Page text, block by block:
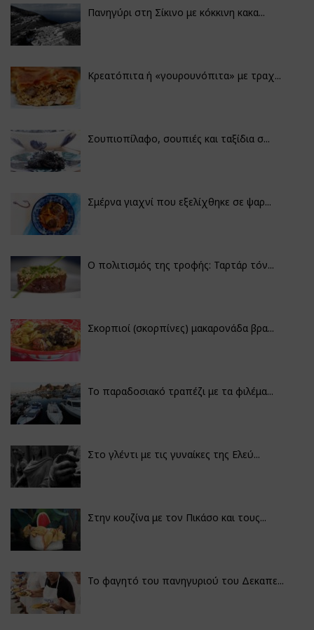
Πανηγύρι στη Σίκινο με κόκκινη κακα...
Κρεατόπιτα ή «γουρουνόπιτα» με τραχ...
Σουπιοπίλαφο, σουπιές και ταξίδια σ...
Σμέρνα γιαχνί που εξελίχθηκε σε ψαρ...
Ο πολιτισμός της τροφής: Ταρτάρ τόν...
Σκορπιοί (σκορπίνες) μακαρονάδα βρα...
Το παραδοσιακό τραπέζι με τα φιλέμα...
Στο γλέντι με τις γυναίκες της Ελεύ...
Στην κουζίνα με τον Πικάσο και τους...
Το φαγητό του πανηγυριού του Δεκαπε...